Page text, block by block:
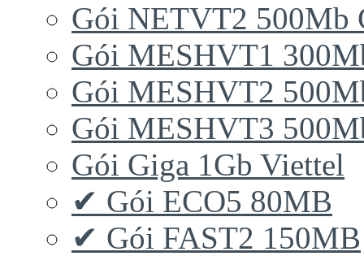
Gói NETVT2 500Mb
Gói MESHVT1
Gói MESHVT2
Gói MESHVT3
Gói Giga 1Gb Viettel
✔ Gói ECO5 80MB
✔ Gói FAST2 150MB